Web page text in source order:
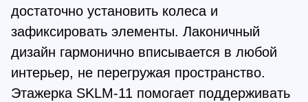
достаточно установить колеса и
зафиксировать элементы. Лаконичный
дизайн гармонично вписывается в любой
интерьер, не перегружая пространство.
Этажерка SKLM-11 помогает поддерживать